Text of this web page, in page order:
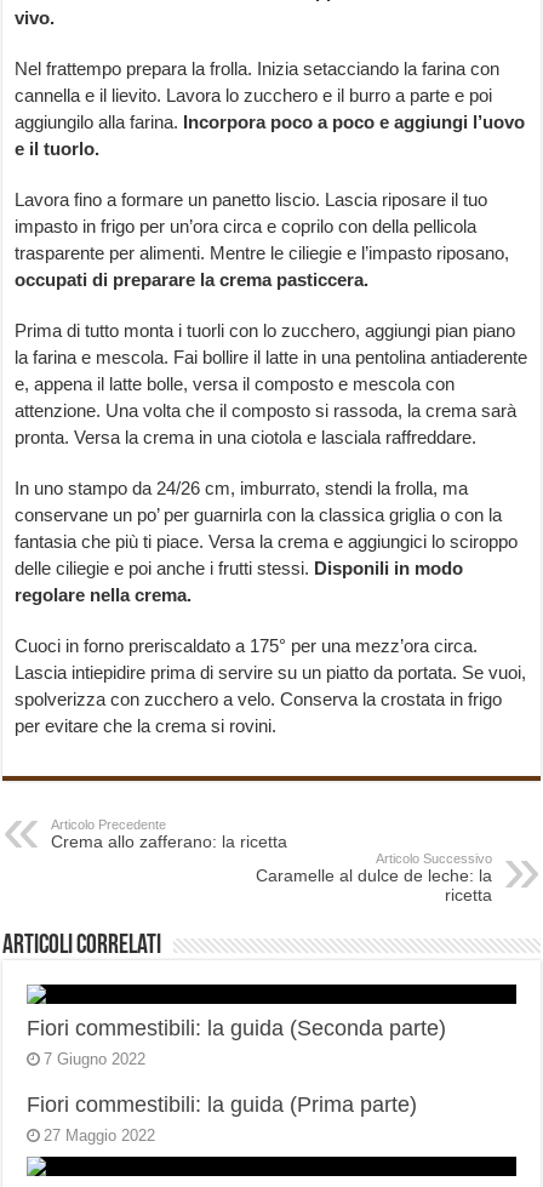
vivo.
Nel frattempo prepara la frolla. Inizia setacciando la farina con
cannella e il lievito. Lavora lo zucchero e il burro a parte e poi
aggiungilo alla farina. Incorpora poco a poco e aggiungi l’uovo
e il tuorlo.
Lavora fino a formare un panetto liscio. Lascia riposare il tuo
impasto in frigo per un’ora circa e coprilo con della pellicola
trasparente per alimenti. Mentre le ciliegie e l’impasto riposano,
occupati di preparare la crema pasticcera.
Prima di tutto monta i tuorli con lo zucchero, aggiungi pian piano
la farina e mescola. Fai bollire il latte in una pentolina antiaderente
e, appena il latte bolle, versa il composto e mescola con
attenzione. Una volta che il composto si rassoda, la crema sarà
pronta. Versa la crema in una ciotola e lasciala raffreddare.
In uno stampo da 24/26 cm, imburrato, stendi la frolla, ma
conservane un po’ per guarnirla con la classica griglia o con la
fantasia che più ti piace. Versa la crema e aggiungici lo sciroppo
delle ciliegie e poi anche i frutti stessi. Disponili in modo
regolare nella crema.
Cuoci in forno preriscaldato a 175° per una mezz’ora circa.
Lascia intiepidire prima di servire su un piatto da portata. Se vuoi,
spolverizza con zucchero a velo. Conserva la crostata in frigo
per evitare che la crema si rovini.
Articolo Precedente
Crema allo zafferano: la ricetta
Articolo Successivo
Caramelle al dulce de leche: la
ricetta
Articoli correlati
Fiori commestibili: la guida (Seconda parte)
7 Giugno 2022
Fiori commestibili: la guida (Prima parte)
27 Maggio 2022